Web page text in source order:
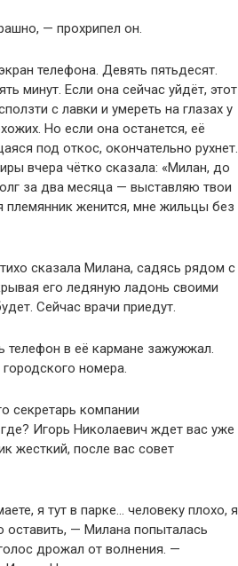
— прохрипел он.
телефона. Девять пятьдесят.
минут. Если она сейчас уйдёт, этот
с лавки и умереть на глазах у
Но если она останется, её
под откос, окончательно рухнет.
вчера чётко сказала: «Милан, до
за два месяца — выставляю твои
племянник женится, мне жильцы без
сказала Милана, садясь рядом с
его ледяную ладонь своими
Сейчас врачи приедут.
телефон в её кармане зажужжал.
номера.
секретарь компании
Игорь Николаевич ждет вас уже
жесткий, после вас совет
я тут в парке… человеку плохо, я
оставить, — Милана попыталась
дрожал от волнения. —